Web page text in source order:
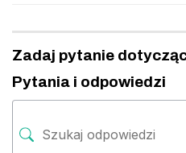
Zadaj pytanie
Pytania i odpowiedzi